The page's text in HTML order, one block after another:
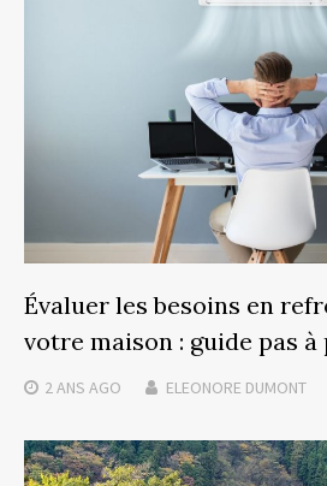
Évaluer les besoins en
votre maison : guide pas à
2 ANS AGO ELEONORE DUMONT